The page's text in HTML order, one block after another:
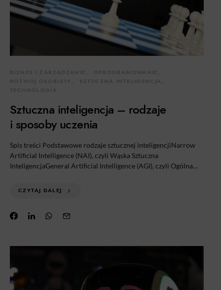
Sztuczna inteligencja – rodzaje
i sposoby uczenia
Spis treści Podstawowe rodzaje sztucznej inteligencjiNarrow
Artificial Intelligence (NAI), czyli Wąska Sztuczna
InteligencjaGeneral Artificial Intelligence (AGI), czyli Ogólna…
CZYTAJ DALEJ